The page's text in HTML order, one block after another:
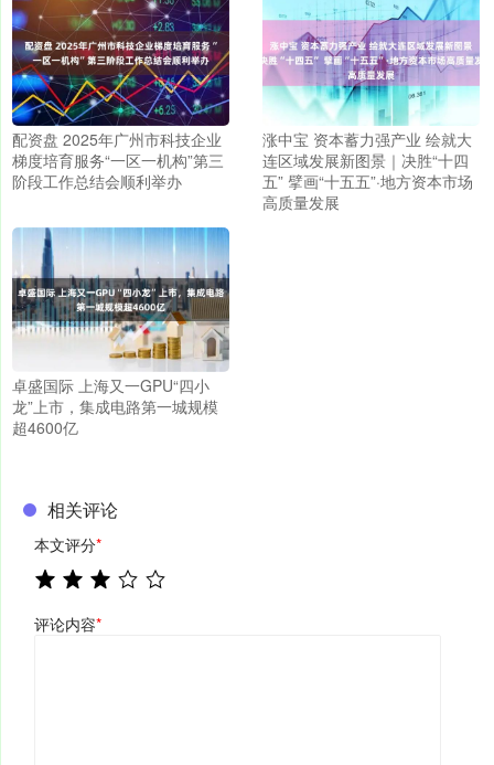
配资盘 2025年广州市科技企业
梯度培育服务“一区一机构”第三
阶段工作总结会顺利举办
涨中宝 资本蓄力强产业 绘就大
连区域发展新图景｜决胜“十四
五” 擘画“十五五”·地方资本市场
高质量发展
卓盛国际 上海又一GPU“四小
龙”上市，集成电路第一城规模
超4600亿
相关评论
本文评分*
评论内容*